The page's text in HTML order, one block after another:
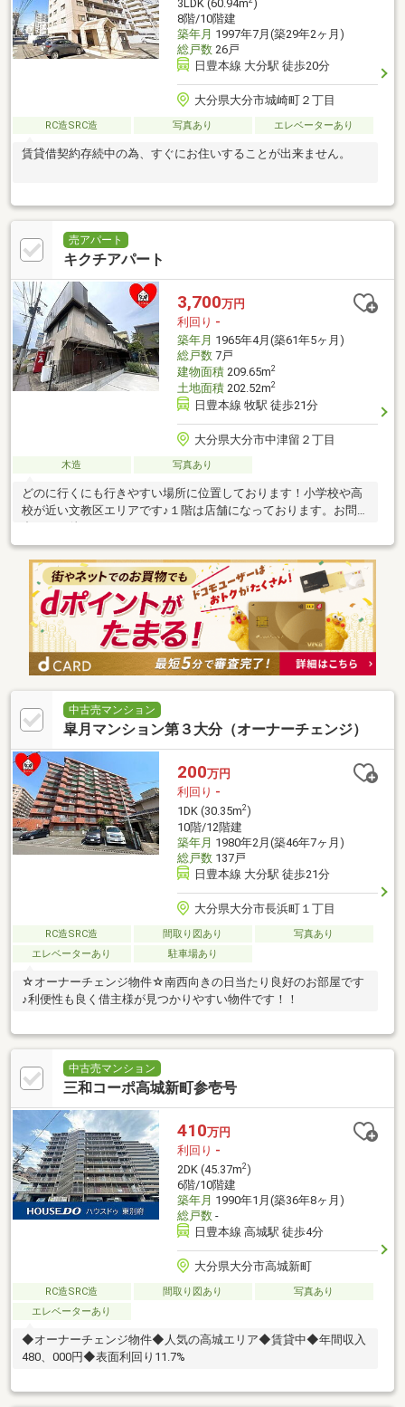
3LDK (60.94m )
8階/10階建
築年月 1997年7月(築29年2ヶ月)
総戸数26戸
日豊本線 大分駅 徒歩20分
大分県大分市城崎町２丁目
RC造SRC造 写真あり エレベーターあり
賃貸借契約存続中の為、すぐにお住いすることが出来ません。
売アパート
キクチアパート
3,700万円
利回り -
築年月 1965年4月(築61年5ヶ月)
総戸数7戸
建物面積209.65m2
土地面積202.52m2
日豊本線 牧駅 徒歩21分
大分県大分市中津留２丁目
木造 写真あり
どのに行くにも行きやすい場所に位置しております！小学校や高
校が近い文教区エリアです♪１階は店舗になっております。お問い
合わせお待ちしております！
中古売マンション
皐月マンション第３大分（オーナーチェンジ）
200万円
利回り -
1DK (30.35m2)
10階/12階建
築年月 1980年2月(築46年7ヶ月)
総戸数137戸
日豊本線 大分駅 徒歩21分
大分県大分市長浜町１丁目
RC造SRC造 間取り図あり
写真あり
エレベーターあり
駐車場あり
☆オーナーチェンジ物件☆南西向きの日当たり良好のお部屋です
♪利便性も良く借主様が見つかりやすい物件です！！
中古売マンション
三和コーポ高城新町参壱号
410万円
利回り -
2DK (45.37m2)
6階/10階建
築年月 1990年1月(築36年8ヶ月)
総戸数-
日豊本線 高城駅 徒歩4分
大分県大分市高城新町
RC造SRC造 間取り図あり
写真あり
エレベーターあり
◆オーナーチェンジ物件◆人気の高城エリア◆賃貸中◆年間収入
480、000円◆表面利回り11.7%